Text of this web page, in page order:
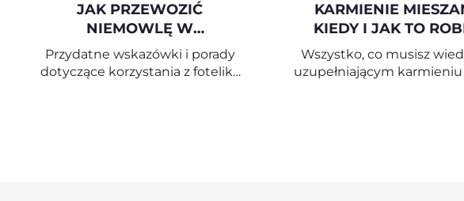
JAK PRZEWOZIĆ
NIEMOWLĘ W
SAMOCHODZIE
Przydatne wskazówki i porady
dotyczące korzystania z fotelika
KARMIENIE
KIEDY I JAK TO
Wszystko, co musisz
uzupełniającym